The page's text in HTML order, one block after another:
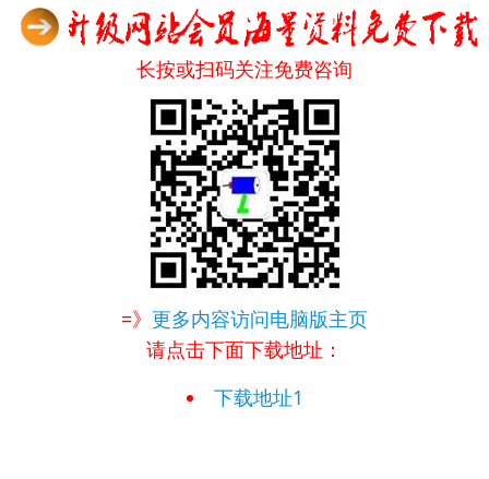
长按或扫码关注免费咨询
=》 更多内容访问电脑版主页
请点击下面下载地址：
下载地址1